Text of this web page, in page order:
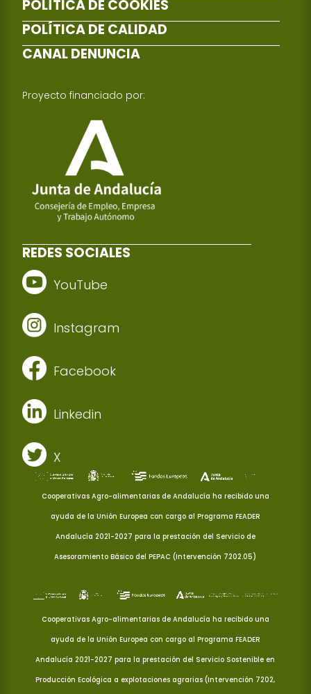
POLÍTICA DE COOKIES
POLÍTICA DE CALIDAD
CANAL DENUNCIA
Proyecto financiado por:
REDES SOCIALES
YouTube
Instagram
Facebook
Linkedin
X
Cooperativas Agro-alimentarias de Andalucía ha recibido una
ayuda de la Unión Europea con cargo al Programa FEADER
Andalucía 2021-2027 para la prestación del Servicio de
Asesoramiento Básico del PEPAC (Intervención 7202.05)
Cooperativas Agro-alimentarias de Andalucía ha recibido una
ayuda de la Unión Europea con cargo al Programa FEADER
Andalucía 2021-2027 para la prestación del Servicio Sostenible en
Producción Ecológica a explotaciones agrarias (Intervención 7202,